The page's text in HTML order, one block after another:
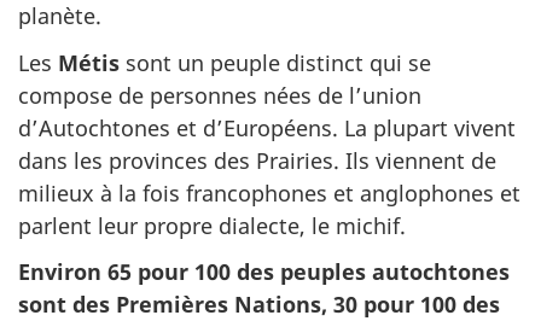
planète.
Les Métis sont un peuple distinct qui se
compose de personnes nées de l’union
d’Autochtones et d’Européens. La plupart vivent
dans les provinces des Prairies. Ils viennent de
milieux à la fois francophones et anglophones et
parlent leur propre dialecte, le michif.
Environ 65 pour 100 des peuples autochtones
sont des Premières Nations, 30 pour 100 des